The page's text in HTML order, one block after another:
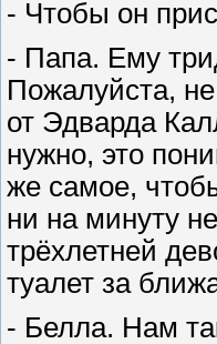
- Чтобы он
- Папа. Ему
Пожалуйста,
от Эдварда
нужно, это
же самое,
ни на минуту
трёхлетней
туалет за
- Белла. Нам